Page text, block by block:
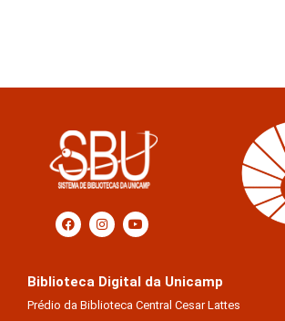
Biblioteca Digital da Unicamp
Prédio da Biblioteca Central Cesar Lattes